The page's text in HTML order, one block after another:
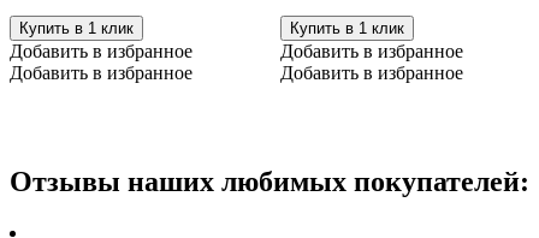
Купить в 1 клик
Добавить в избранное
Добавить в избранное
Купить в 1 клик
Добавить в избранное
Добавить в избранное
Отзывы наших любимых покупателей: